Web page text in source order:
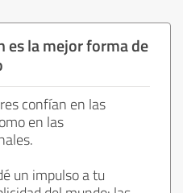
es la mejor forma de
confían en las
en las
un impulso a tu